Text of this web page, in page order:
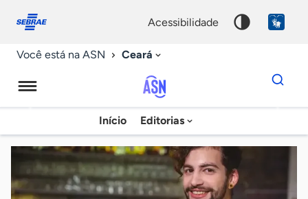
conosco
acessibilidade
Você está na ASN Ceará
Agência
Sebrae
de
Notícias
Início Editorias
Dados
para
chave